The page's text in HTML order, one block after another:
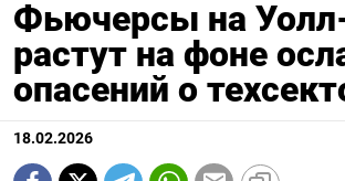
Фьючерсы на
растут на фоне
опасений о
18.02.2026